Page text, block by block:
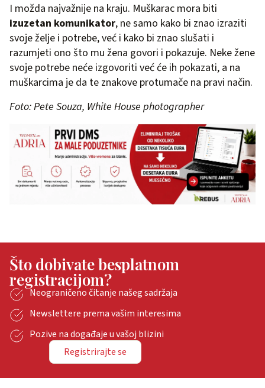
I možda najvažnije na kraju. Muškarac mora biti
izuzetan komunikator, ne samo kako bi znao izraziti
svoje želje i potrebe, već i kako bi znao slušati i
razumjeti ono što mu žena govori i pokazuje. Neke žene
svoje potrebe neće izgovoriti već će ih pokazati, a na
muškarcima je da te znakove protumače na pravi način.
Foto: Pete Souza, White House photographer
Što dobivate besplatnom
registracijom?
Neograničeno čitanje našeg sadržaja
Newslettere prema vašim interesima
Pozive na događaje u vašoj blizini
Registrirajte se